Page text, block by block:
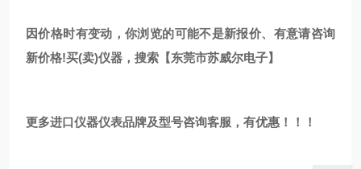
因价格时有变动，你浏览的可能不是新报价、有意请咨询
新价格!买(卖)仪器，搜索【东莞市苏威尔电子】
更多进口仪器仪表品牌及型号咨询客服，有优惠！！！